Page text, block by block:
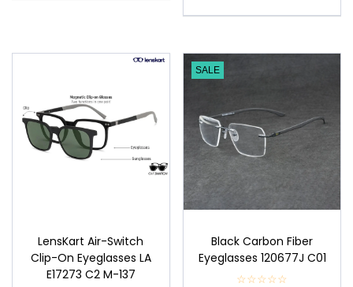
LensKart Air-Switch
Clip-On Eyeglasses LA
E17273 C2 M-137
SALE
Black Carbon Fiber
Eyeglasses 120677J C01
☆☆☆☆☆
★